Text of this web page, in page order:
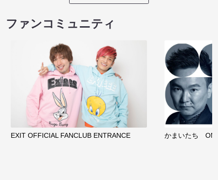
ファンコミュニティ
EXIT OFFICIAL FANCLUB ENTRANCE かまいたち